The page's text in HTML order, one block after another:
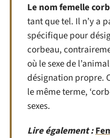
Le nom femelle
tant que tel. Il n’y a
spécifique pour
corbeau,
où le sexe de
désignation propre.
le même terme,
sexes.
Lire également :